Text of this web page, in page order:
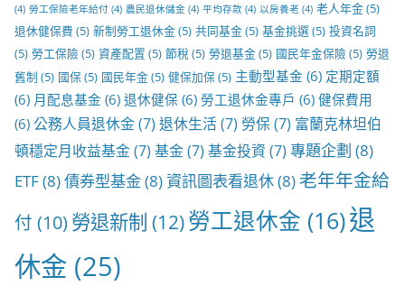
(4) 勞工保險老年給付 (4) 農民退休儲金 (4) 平均存款 (4) 以房養老 (4) 老人年金(5)
退休健保費 (5) 新制勞工退休金(5) 共同基金(5) 基金挑選 (5) 投資名詞
(5) 勞工保險 (5) 資產配置 (5) 節稅 (5) 勞退基金(5) 國民年金保險 (5) 勞退
舊制 (5) 國保(5) 國民年金(5) 健保加保(5) 主動型基金 (6) 定期定額
(6) 月配息基金 (6) 退休健保 (6) 勞工退休金專戶 (6) 健保費用
(6) 公務人員退休金(7) 退休生活(7) 勞保(7) 富蘭克林坦伯
頓穩定月收益基金(7) 基金(7) 基金投資 (7) 專題企劃 (8)
ETF(8)債券型基金(8)資訊圖表看退休(8)老年年金給
付 (10) 勞退新制 (12)勞工退休金 (16)退
休金 (25)